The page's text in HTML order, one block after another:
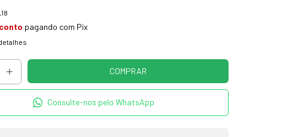
pagando com Pix
Consulte-nos pelo WhatsApp